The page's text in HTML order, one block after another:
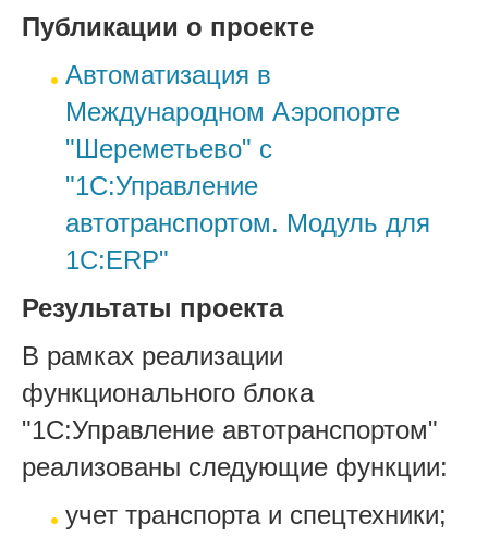
Публикации о проекте
Автоматизация в
Международном Аэропорте
"Шереметьево" с
"1С:Управление
автотранспортом. Модуль для
1С:ERP"
Результаты проекта
В рамках реализации
функционального блока
"1С:Управление автотранспортом"
реализованы следующие функции:
учет транспорта и спецтехники;